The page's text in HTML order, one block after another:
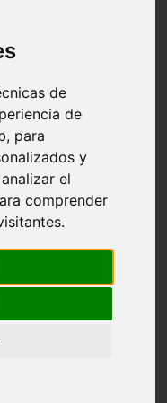
de
de
para
y
el
comprender